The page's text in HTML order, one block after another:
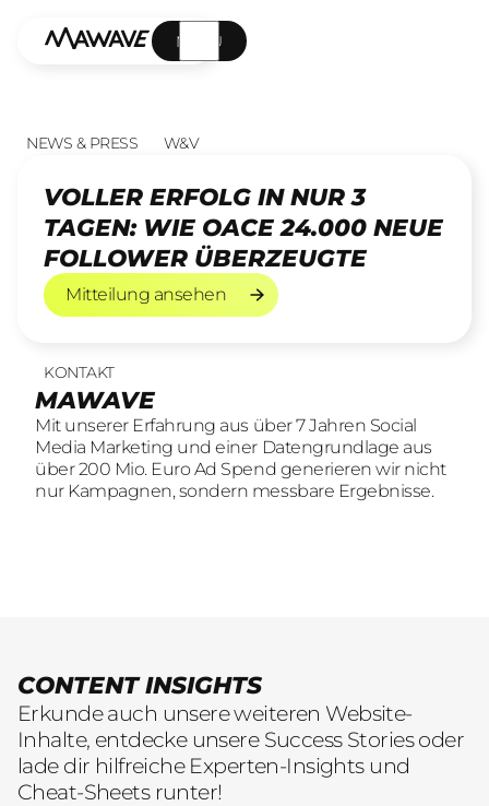
MENÜ
NEWS & PRESS W&V
VOLLER ERFOLG IN NUR 3
TAGEN: WIE OACE 24.000 NEUE
FOLLOWER ÜBERZEUGTE
Mitteilung ansehen
Mitteilung ansehen
KONTAKT
MAWAVE
Mit unserer Erfahrung aus über 7 Jahren Social
Media Marketing und einer Datengrundlage aus
über 200 Mio. Euro Ad Spend generieren wir nicht
nur Kampagnen, sondern messbare Ergebnisse.
UNSERE LEISTUNGEN
SOCIAL LEAD AGENTUR
Mit unserer Erfahrung aus über 7 Jahren Social
Media Marketing und einer Datengrundlage aus
über 200 Mio. Euro Ad Spend generieren wir nicht
nur Kampagnen, sondern messbare Ergebnisse.
23 offene Stellen
KOMM INS TEAM
Wir sind auf der Suche nach motivierten und
engagierten Menschen, die mit kreativen Ideen
und LeidenschaftConsumer Brands auf Social
übersetzen.
CONTENT INSIGHTS
Erkunde auch unsere weiteren Website-
Inhalte, entdecke unsere Success Stories oder
lade dir hilfreiche Experten-Insights und
Cheat-Sheets runter!